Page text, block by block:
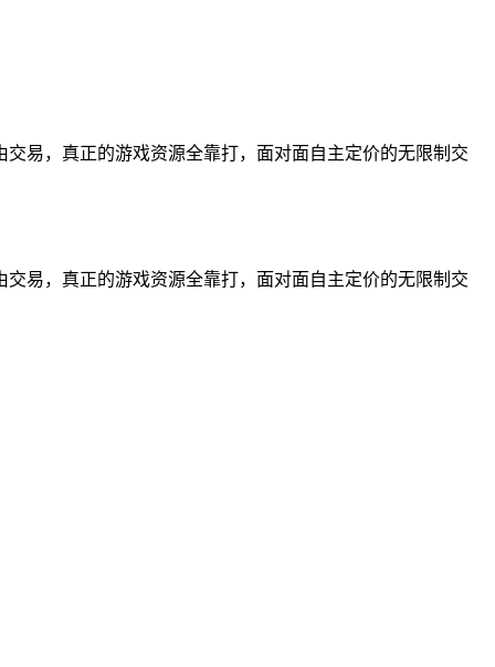
易，真正的游戏资源全靠打，面对面自主定价的无限制交
易，真正的游戏资源全靠打，面对面自主定价的无限制交